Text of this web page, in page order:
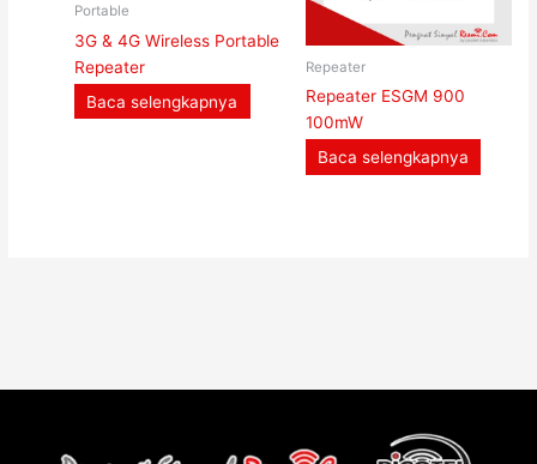
Portable
3G & 4G Wireless Portable
Repeater
Baca selengkapnya
Repeater
Repeater ESGM 900
100mW
Baca selengkapnya